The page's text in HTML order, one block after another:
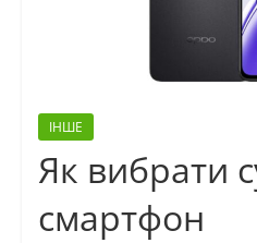
ІНШЕ
Як вибрати
смартфон